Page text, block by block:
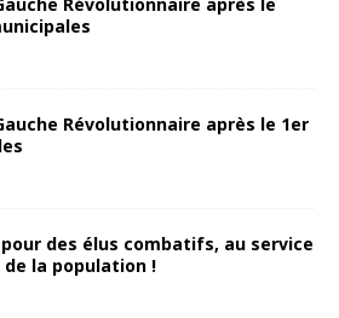
Révolutionnaire après le 1er
pour des élus combatifs, au service
la population !